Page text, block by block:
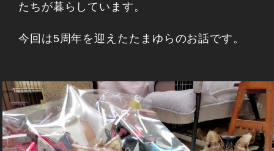
たちが暮らしています。
今回は5周年を迎えたたまゆらのお話です。